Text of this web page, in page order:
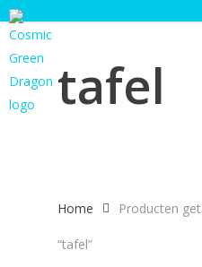
Skip
to
main
content
tafel
Home Producten
“tafel”